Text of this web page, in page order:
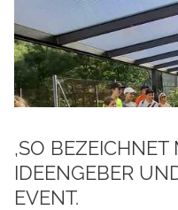
,SO
IDEENGEBER
EVENT.